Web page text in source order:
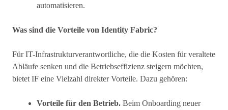
automatisieren.
Was sind die Vorteile von Identity Fabric?
Für IT-Infrastrukturverantwortliche, die die Kosten für veraltete
Abläufe senken und die Betriebseffizienz steigern möchten,
bietet IF eine Vielzahl direkter Vorteile. Dazu gehören:
Vorteile für den Betrieb.Beim Onboarding neuer